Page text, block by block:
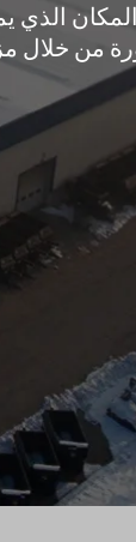
الذي
من خلال